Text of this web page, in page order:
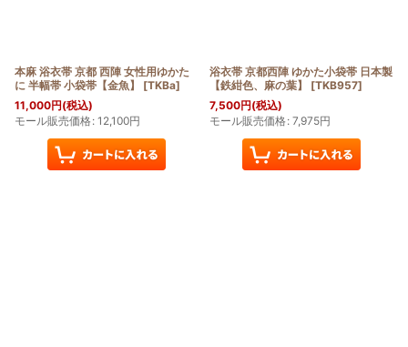
本麻 浴衣帯 京都 西陣 女性用ゆかた
に 半幅帯 小袋帯【金魚】
[TKBa]
11,000円(税込)
モール販売価格: 12,100円
浴衣帯 京都西陣 ゆかた小袋帯 日本製
【鉄紺色、麻の葉】
[TKB957]
7,500円(税込)
モール販売価格: 7,975円